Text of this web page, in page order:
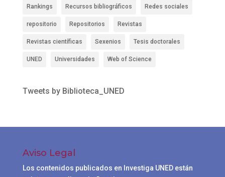
Rankings Recursos bibliográficos Redes sociales
repositorio Repositorios Revistas
Revistas científicas Sexenios Tesis doctorales
UNED Universidades Web of Science
Tweets by Biblioteca_UNED
Aviso Legal
Los contenidos publicados en Investiga UNED están